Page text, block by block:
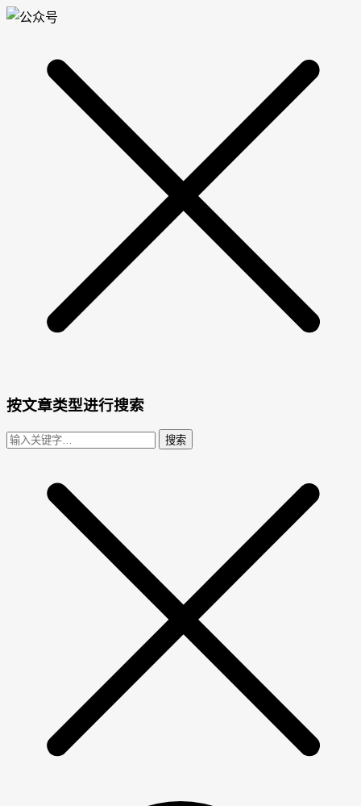
按文章类型进行搜索